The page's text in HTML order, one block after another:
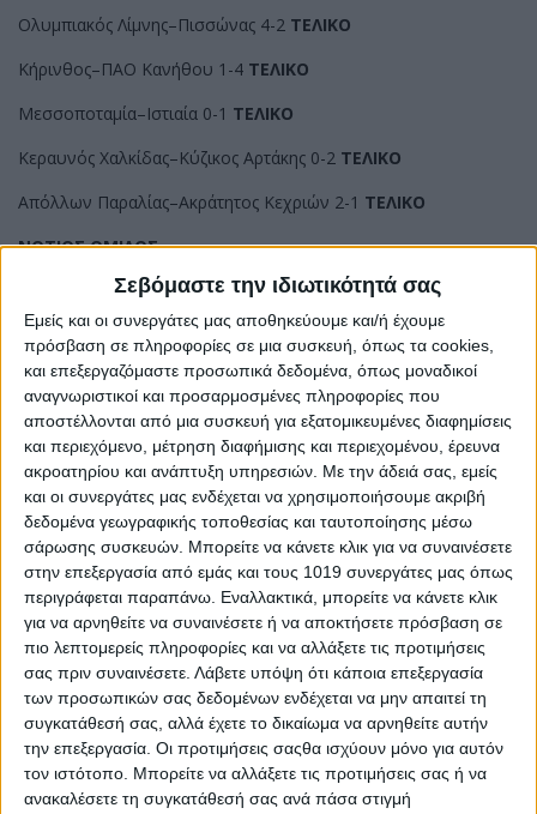
Σεβόμαστε την ιδιωτικότητά σας
Εμείς και οι συνεργάτες μας αποθηκεύουμε και/ή έχουμε
πρόσβαση σε πληροφορίες σε μια συσκευή, όπως τα cookies,
και επεξεργαζόμαστε προσωπικά δεδομένα, όπως μοναδικοί
αναγνωριστικοί και προσαρμοσμένες πληροφορίες που
αποστέλλονται από μια συσκευή για εξατομικευμένες διαφημίσεις
και περιεχόμενο, μέτρηση διαφήμισης και περιεχομένου, έρευνα
ακροατηρίου και ανάπτυξη υπηρεσιών. Με την άδειά σας, εμείς
και οι συνεργάτες μας ενδέχεται να χρησιμοποιήσουμε ακριβή
δεδομένα γεωγραφικής τοποθεσίας και ταυτοποίησης μέσω
σάρωσης συσκευών. Μπορείτε να κάνετε κλικ για να συναινέσετε
στην επεξεργασία από εμάς και τους 1019 συνεργάτες μας όπως
περιγράφεται παραπάνω. Εναλλακτικά, μπορείτε να κάνετε κλικ
για να αρνηθείτε να συναινέσετε ή να αποκτήσετε πρόσβαση σε
πιο λεπτομερείς πληροφορίες και να αλλάξετε τις προτιμήσεις
σας πριν συναινέσετε. Λάβετε υπόψη ότι κάποια επεξεργασία
των προσωπικών σας δεδομένων ενδέχεται να μην απαιτεί τη
συγκατάθεσή σας, αλλά έχετε το δικαίωμα να αρνηθείτε αυτήν
την επεξεργασία. Οι προτιμήσεις σαςθα ισχύουν μόνο για αυτόν
τον ιστότοπο. Μπορείτε να αλλάξετε τις προτιμήσεις σας ή να
ανακαλέσετε τη συγκατάθεσή σας ανά πάσα στιγμή
Ολυμπιακός Λίμνης–Πισσώνας 4-2 ΤΕΛΙΚΟ
Κήρινθος–ΠΑΟ Κανήθου 1-4 ΤΕΛΙΚΟ
Μεσσοποταμία–Ιστιαία 0-1 ΤΕΛΙΚΟ
Κεραυνός Χαλκίδας–Κύζικος Αρτάκης 0-2 ΤΕΛΙΚΟ
Απόλλων Παραλίας–Ακράτητος Κεχριών 2-1 ΤΕΛΙΚΟ
ΝΟΤΙΟΣ ΟΜΙΛΟΣ
Νηλέας Νεοχωρίου–Ερμήλιος 3-3 ΤΕΛΙΚΟ
Κριεζά–Ληλάντιο 3-5 ΤΕΛΙΚΟ
Μιαούλης Φύλλων–Μαρμάρι 5-0ΤΕΛΙΚΟ
Γ’ ΕΠΣΕ
ΠΡΩΤΟΣ ΟΜΙΛΟΣ
11 π.μ.
Αγδίνες–Άρης Αγίας Άννας 0-4ΤΕΛΙΚΟ
ΑΕΚ Νέου Πύργου–Ταξιάρχης 4-1ΤΕΛΙΚΟ
ΠΑΟ Λιχάς–Αρτεμησιακός 3-0 α.α.
11.15 π.μ.
Ωρεοί–ΟΠΑ Αιδηψού 5-2ΤΕΛΙΚΟ